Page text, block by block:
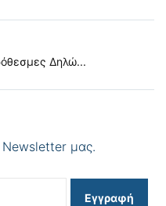
Δηλώ...
Newsletter μας.
Εγγραφή